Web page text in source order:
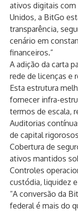
ativos digitais com
Unidos, a BitGo
transparência,
cenário em
financeiros.”
A adição da carta
rede de licenças e
Esta estrutura
fornecer infra-
termos de escala,
Auditorias
de capital
Cobertura de
ativos mantidos
Controles
custódia, liquidez
“A conversão da
federal é mais do